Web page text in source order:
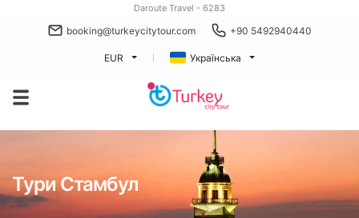
Daroute Travel - 6283
booking@turkeycitytour.com +90 5492940440
EUR Українська
Тури Стамбул